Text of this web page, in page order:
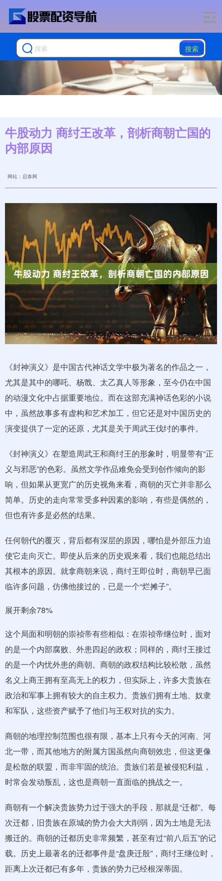
搜索
牛股动力 商纣王改革，剖析商朝亡国的
内部原因
网站：启泰网
《封神演义》是中国古代神话文学中极为著名的作品之一，
尤其是其中的哪吒、杨戬、太乙真人等形象，至今仍在中国
的动漫文化中占据重要地位。而在这部充满神话色彩的小说
中，虽然故事多有虚构和艺术加工，但它还是对中国历史的
演变提供了一定的还原，尤其是关于周武王伐纣的事件。
《封神演义》在塑造周武王和商纣王的形象时，明显带有“正
义与邪恶”的色彩。虽然文学作品难免会受到创作倾向的影
响，但如果从更宽广的历史视角来看，商朝的灭亡并非那么
简单。历史的走向常常受多种因素的影响，有些是偶然的，
但也有许多是必然的结果。
任何朝代的覆灭，背后都有深层的原因，哪怕是外部压力迫
使它走向灭亡。即使从后来的历史观来看，我们也能总结出
其根本的原因。就拿商朝来说，商纣王即位时，商朝早已面
临许多问题，仿佛他接过的，已是一个“烂摊子”。
展开剩余78%
这个局面和明朝的崇祯帝有些相似：在崇祯帝继位时，面对
的是一个内部腐败、外患四起的政权；同样的，商纣王接过
的是一个内忧外患的商朝。商朝的政权结构比较松散，虽然
名义上商王拥有至高无上的权力，但实际上，许多大贵族在
政治和军事上拥有较大的自主权力。贵族们拥有土地、奴隶
和军队，这些资产赋予了他们与王权对抗的实力。
商朝的地理控制范围也很有限，基本上只有今天的河南、河
北一带，而其他地方的附属方国虽然向商朝效忠，但这更像
是松散的联盟，而非牢固的统治。贵族们若是被侵犯利益，
时常会发动叛乱，这也是商朝一直面临的挑战之一。
商朝有一个解决贵族势力过于强大的手段，那就是“迁都”。每
次迁都，旧贵族在原城的势力会大大削弱，因为土地是无法
搬迁的。商朝的迁都历史非常频繁，甚至有过“前八后五”的记
载。历史上最著名的迁都事件是“盘庚迁殷”，商纣王继位时，
距离上次迁都已有多年，贵族的势力已经根深蒂固。